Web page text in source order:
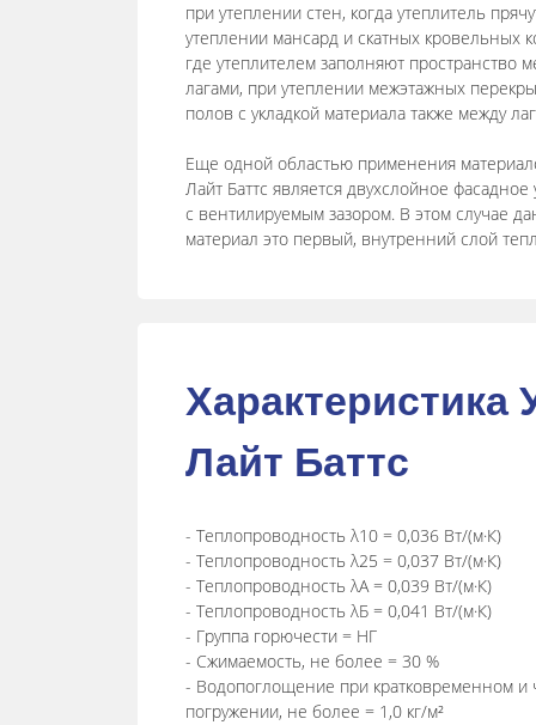
при утеплении стен, когда утеплитель
утеплении мансард и скатных кровельных
где утеплителем заполняют пространство
лагами, при утеплении межэтажных
полов с укладкой материала также между
Еще одной областью применения
Лайт Баттc является двухслойное фасадное
с вентилируемым зазором. В этом случае
материал это первый, внутренний слой
Характеристика
Лайт Баттс
- Теплопроводность λ10 = 0,036 Вт/(м·К)
- Теплопроводность λ25 = 0,037 Вт/(м·К)
- Теплопроводность λА = 0,039 Вт/(м·К)
- Теплопроводность λБ = 0,041 Вт/(м·К)
- Группа горючести = НГ
- Сжимаемость, не более = 30 %
- Водопоглощение при кратковременном и
погружении, не более = 1,0 кг/м²